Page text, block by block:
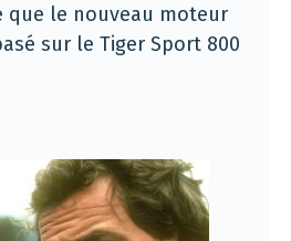
que le nouveau moteur
sur le Tiger Sport 800